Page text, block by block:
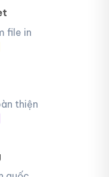
file in
thiện